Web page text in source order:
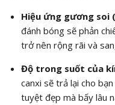
Hiệu ứng gương soi
đánh bóng sẽ phản
trở nên rộng rãi và
Độ trong suốt của
canxi sẽ trả lại cho
tuyệt đẹp mà bấy lâu